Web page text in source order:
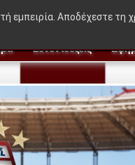
Συνεντεύξεις
"Η ιδέα που
εμπειρία. Αποδέχεστε τη